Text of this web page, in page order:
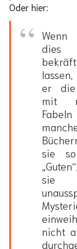
Oder hier:
er die
mit
sie
sie
nicht